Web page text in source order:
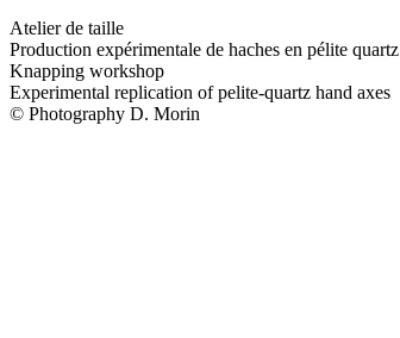
Atelier de taille
Production expérimentale de haches en pélite quartz
Knapping workshop
Experimental replication of pelite-quartz hand axes
© Photography D. Morin